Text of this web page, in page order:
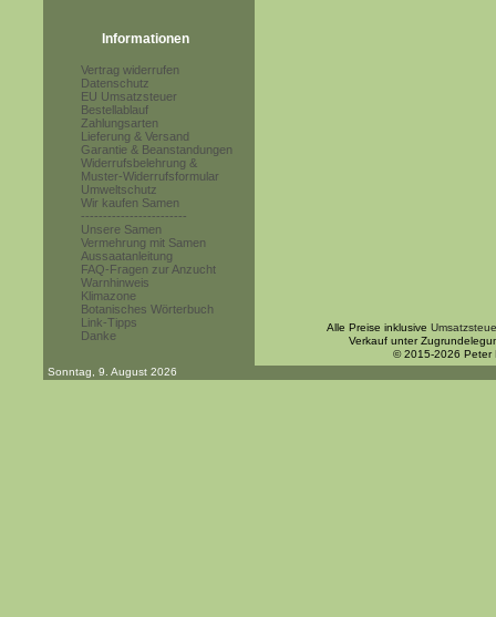
Informationen
Vertrag widerrufen
Datenschutz
EU Umsatzsteuer
Bestellablauf
Zahlungsarten
Lieferung & Versand
Garantie & Beanstandungen
Widerrufsbelehrung &
Muster-Widerrufsformular
Umweltschutz
Wir kaufen Samen
------------------------
Unsere Samen
Vermehrung mit Samen
Aussaatanleitung
FAQ-Fragen zur Anzucht
Warnhinweis
Klimazone
Botanisches Wörterbuch
Link-Tipps
Danke
Alle Preise inklusive
Verkauf unter
© 2015-2026 Peter
Sonntag, 9. August 2026